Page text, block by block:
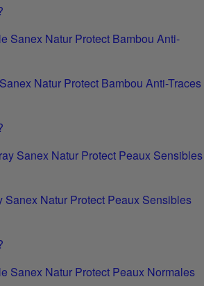
Natur Protect Bambou Anti-Traces
Sanex Natur Protect Peaux Sensibles